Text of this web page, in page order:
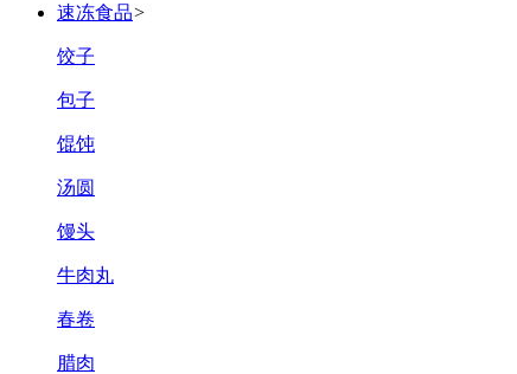
速冻食品>
饺子
包子
馄饨
汤圆
馒头
牛肉丸
春卷
腊肉